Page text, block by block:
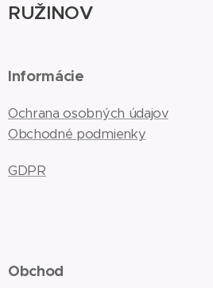
RUŽINOV
Informácie
Ochrana osobných údajov
Obchodné podmienky
GDPR
Obchod